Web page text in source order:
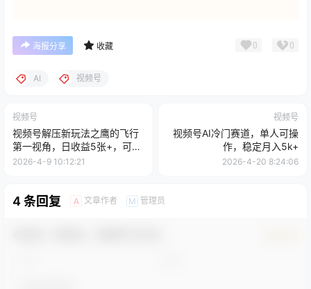
海报分享 收藏 0 0
AI 视频号
视频号
视频号解压新玩法之鹰的飞行
第一视角，日收益5张+，可多
平台变现，玩法可升级拓展，
2026-4-9 10:12:21
视频号
视频号AI冷门赛道，单人可操
作，稳定月入5k+
2026-4-20 8:24:06
4 条回复 A 文章作者 M 管理员